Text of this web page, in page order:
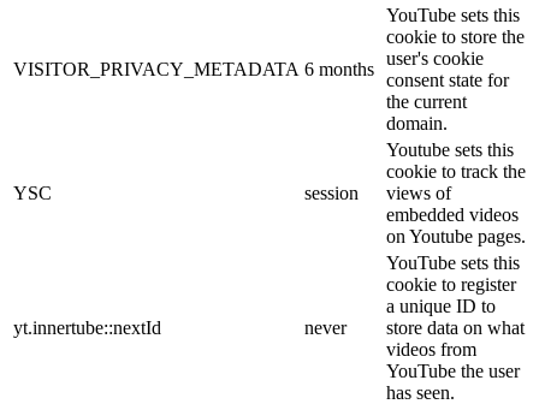
VISITOR_PRIVACY_METADATA 6 months
YouTube sets this
cookie to store the
user's cookie
consent state for
the current
domain.
YSC session
Youtube sets this
cookie to track the
views of
embedded videos
on Youtube pages.
yt.innertube::nextId never
YouTube sets this
cookie to register
a unique ID to
store data on what
videos from
YouTube the user
has seen.